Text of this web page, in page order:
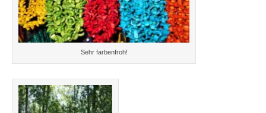
Sehr farbenfroh!